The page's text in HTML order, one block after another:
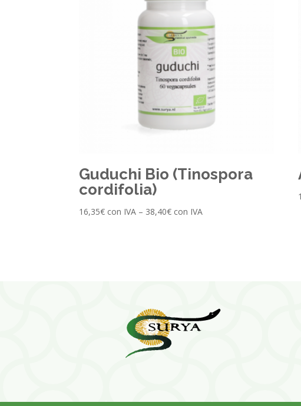
Guduchi Bio (Tinospora
cordifolia)
16,35€ con IVA – 38,40€ con IVA